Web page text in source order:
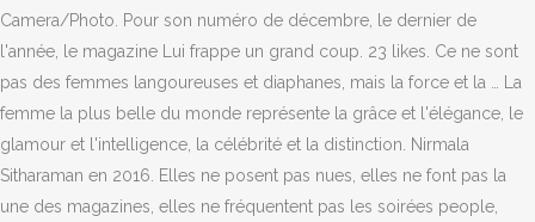
Camera/Photo. Pour son numéro de décembre, le dernier de
l'année, le magazine Lui frappe un grand coup. 23 likes. Ce ne sont
pas des femmes langoureuses et diaphanes, mais la force et la … La
femme la plus belle du monde représente la grâce et l'élégance, le
glamour et l'intelligence, la célébrité et la distinction. Nirmala
Sitharaman en 2016. Elles ne posent pas nues, elles ne font pas la
une des magazines, elles ne fréquentent pas les soirées people,